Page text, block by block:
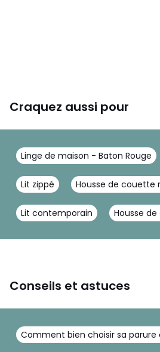
Craquez aussi pour
Linge de maison - Baton Rouge
Lit zippé Housse de couette
Lit contemporain Housse
Conseils et astuces
Comment bien choisir sa parure